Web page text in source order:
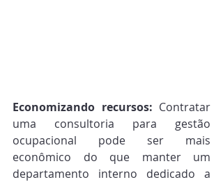
Economizando recursos: Contratar
uma consultoria para gestão
ocupacional pode ser mais
econômico do que manter um
departamento interno dedicado a